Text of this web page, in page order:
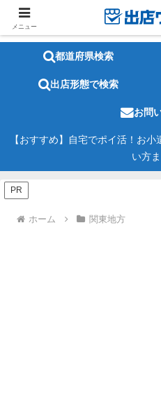
都道府県検索
出店形態で検索
お問
【おすすめ】自宅でポイ活！お
い方
PR
ホーム 関東地方
メニュー